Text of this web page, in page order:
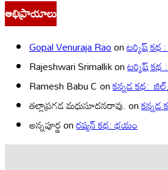
అభిప్రాయాలు
Gopal Venuraja Raoonటర్కిష్ కథ
Rajeshwari Srimallikonటర్కిష్ కథ
Ramesh Babu Conకన్నడ కథ:
తల్లాప్రగడ మధుసూదనరావు.on
అన్నపూర్ణonరష్యన్ కథ: భయం